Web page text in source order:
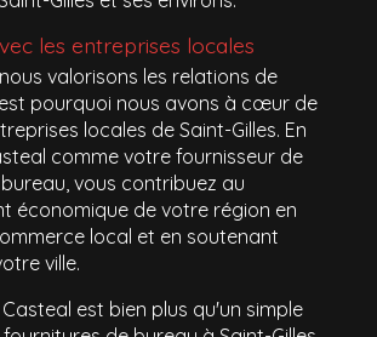
les entreprises locales
valorisons les relations de
pourquoi nous avons à cœur de
locales de Saint-Gilles. En
comme votre fournisseur de
vous contribuez au
économique de votre région en
local et en soutenant
ville.
est bien plus qu'un simple